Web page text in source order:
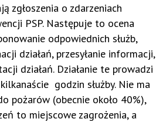
zgłoszenia o zdarzeniach
PSP. Następuje to ocena
odpowiednich służb,
działań, przesyłanie informacji,
działań. Działanie te prowadzi
godzin służby. Nie ma
pożarów (obecnie około 40%),
to miejscowe zagrożenia, a